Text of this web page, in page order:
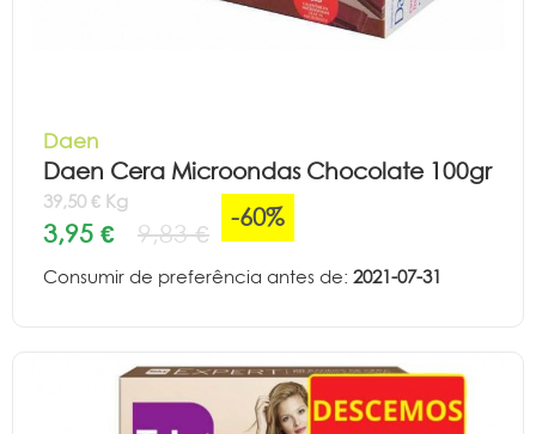
Daen
Daen Cera Microondas Chocolate 100gr
39,50 € Kg
3,95 € 9,83 €
-60%
Consumir de preferência antes de: 2021-07-31